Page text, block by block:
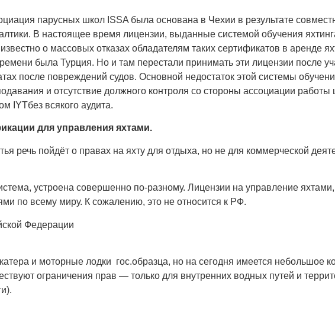
парусных школ ISSA была основана в Чехии в результате
В настоящее время лицензии, выданные системой обучения
о массовых отказах обладателям таких сертификатов в аренде
была Турция. Но и там перестали принимать эти лицензии после
после повреждений судов. Основной недостаток этой системы
и отсутствие должного контроля со стороны ассоциации
IYTбез всякого аудита.
для управления яхтами.
речь пойдёт о правах на яхту для отдыха, но не для коммерческой
устроена совершенно по-разному. Лицензии на управление
по всему миру. К сожалению, это не относится к РФ.
Федерации
и моторные лодки гос.образца, но на сегодня имеется небольшое
ограничения прав — только для внутренних водных путей и